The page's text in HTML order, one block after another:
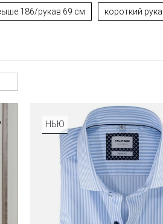
186/рукав 69 см короткий
НЬЮ